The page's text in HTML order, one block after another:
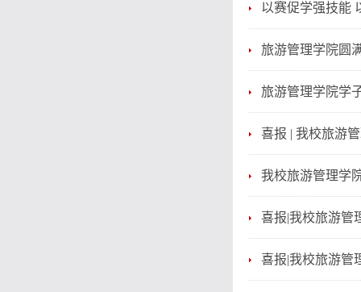
以赛促学强技能
旅游管理学院圆
旅游管理学院学
喜报 | 我校旅游
我校旅游管理学
喜报|我校旅游管
喜报|我校旅游管